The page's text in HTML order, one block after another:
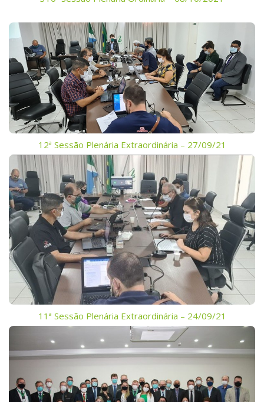
12ª Sessão Plenária Extraordinária – 27/09/21
11ª Sessão Plenária Extraordinária – 24/09/21